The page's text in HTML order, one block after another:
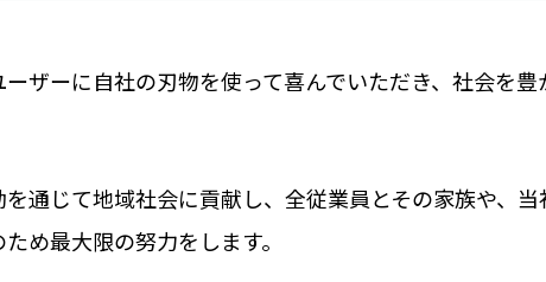
ザーに自社の刃物を使って喜んでいただき、社会を
通じて地域社会に貢献し、全従業員とその家族や、
め最大限の努力をします。